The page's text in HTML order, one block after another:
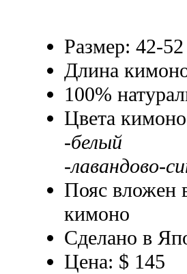
Размер: 42-52
Длина
100%
Цвета
-белый
-лавандово-
Пояс вложен
кимоно
Сделано в
Цена: $ 145